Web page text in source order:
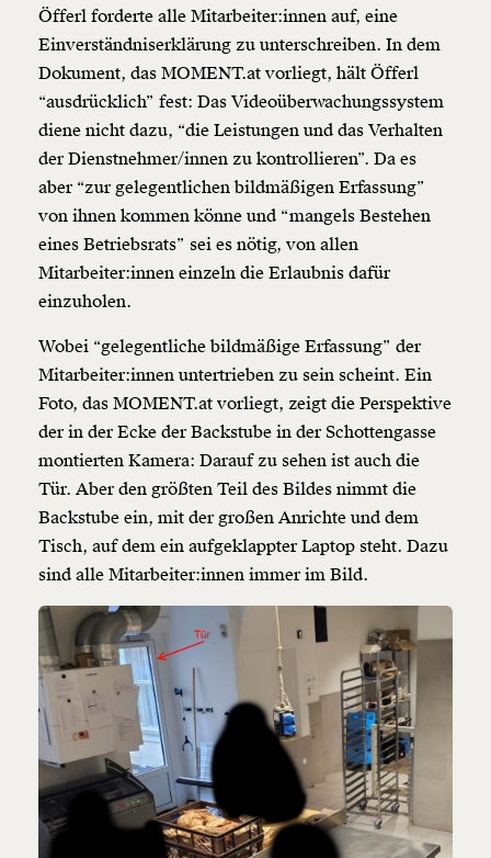
Öfferl forderte alle Mitarbeiter:innen auf, eine
Einverständniserklärung zu unterschreiben. In dem
Dokument, das MOMENT.at vorliegt, hält Öfferl
“ausdrücklich” fest: Das Videoüberwachungssystem
diene nicht dazu, “die Leistungen und das Verhalten
der Dienstnehmer/innen zu kontrollieren”. Da es
aber “zur gelegentlichen bildmäßigen Erfassung”
von ihnen kommen könne und “mangels Bestehen
eines Betriebsrats” sei es nötig, von allen
Mitarbeiter:innen einzeln die Erlaubnis dafür
einzuholen.
Wobei “gelegentliche bildmäßige Erfassung” der
Mitarbeiter:innen untertrieben zu sein scheint. Ein
Foto, das MOMENT.at vorliegt, zeigt die Perspektive
der in der Ecke der Backstube in der Schottengasse
montierten Kamera: Darauf zu sehen ist auch die
Tür. Aber den größten Teil des Bildes nimmt die
Backstube ein, mit der großen Anrichte und dem
Tisch, auf dem ein aufgeklappter Laptop steht. Dazu
sind alle Mitarbeiter:innen immer im Bild.